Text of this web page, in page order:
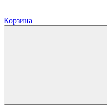
Корзина